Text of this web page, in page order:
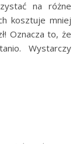
na różne
kosztuje mniej
Oznacza to, że
Wystarczy